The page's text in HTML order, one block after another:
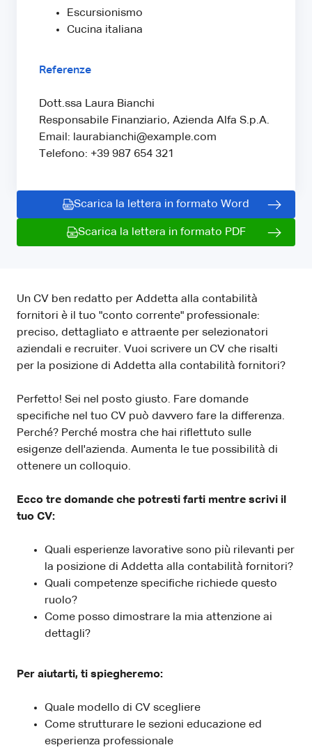
Escursionismo
Cucina italiana
Referenze
Dott.ssa Laura Bianchi
Responsabile Finanziario, Azienda Alfa S.p.A.
Email: laurabianchi@example.com
Telefono: +39 987 654 321
Scarica la lettera in formato Word
Scarica la lettera in formato PDF
Un CV ben redatto per Addetta alla contabilità
fornitori è il tuo "conto corrente" professionale:
preciso, dettagliato e attraente per selezionatori
aziendali e recruiter. Vuoi scrivere un CV che risalti
per la posizione di Addetta alla contabilità fornitori?
Perfetto! Sei nel posto giusto. Fare domande
specifiche nel tuo CV può davvero fare la differenza.
Perché? Perché mostra che hai riflettuto sulle
esigenze dell'azienda. Aumenta le tue possibilità di
ottenere un colloquio.
Ecco tre domande che potresti farti mentre scrivi il
tuo CV:
Quali esperienze lavorative sono più rilevanti per
la posizione di Addetta alla contabilità fornitori?
Quali competenze specifiche richiede questo
ruolo?
Come posso dimostrare la mia attenzione ai
dettagli?
Per aiutarti, ti spiegheremo:
Quale modello di CV scegliere
Come strutturare le sezioni educazione ed
esperienza professionale